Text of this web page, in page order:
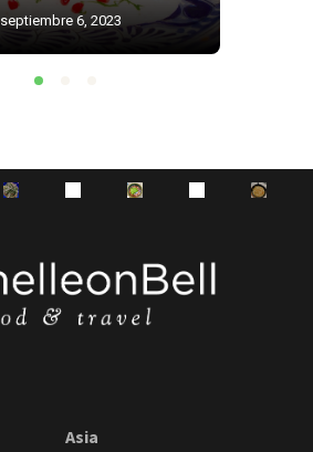
septiembre 6, 2023
Asia